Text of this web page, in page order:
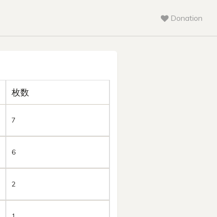
Donation
枚数
7
6
2